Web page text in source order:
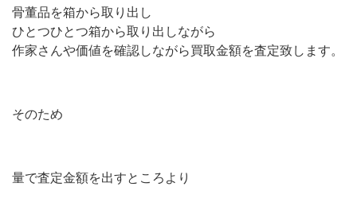
骨董品を箱から取り出し
ひとつひとつ箱から取り出しながら
作家さんや価値を確認しながら買取金額を査定致します。
そのため
量で査定金額を出すところより